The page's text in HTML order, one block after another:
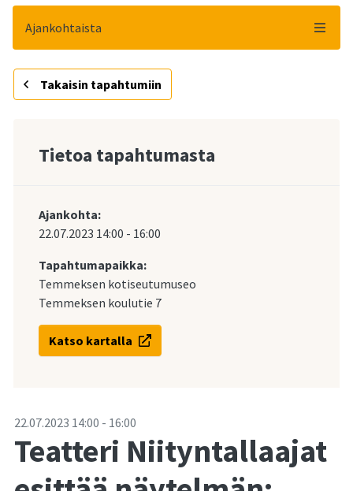
Ajankohtaista
Takaisin tapahtumiin
Tietoa tapahtumasta
Ajankohta:
22.07.2023 14:00 - 16:00
Tapahtumapaikka:
Temmeksen kotiseutumuseo
Temmeksen koulutie 7
Katso kartalla
-22.07.2023 14:00 - 16:00
Teatteri Niityntallaajat